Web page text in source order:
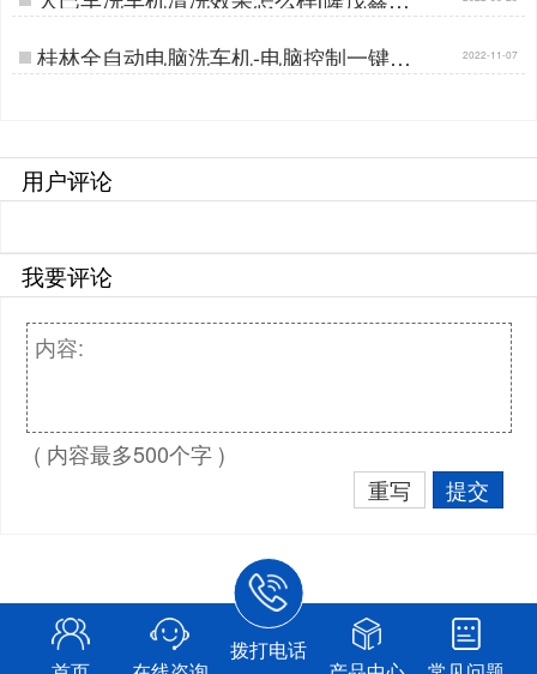
…
桂林全自动电脑洗车机-电脑控制一键启
动[隆茂鑫晟]…
2022-11-07
用户评论
我要评论
( 内容最多500个字 )
重写
提交
拨打电话